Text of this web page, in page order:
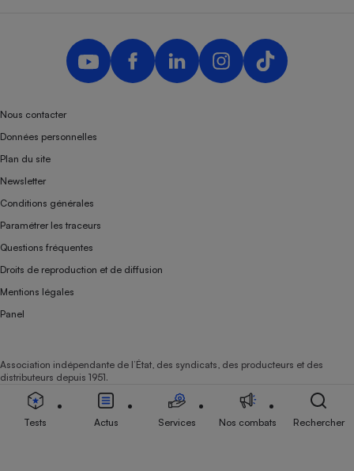
Nous contacter
Données personnelles
Plan du site
Newsletter
Conditions générales
Paramétrer les traceurs
Questions fréquentes
Droits de reproduction et de diffusion
Mentions légales
Panel
Association indépendante de l’État, des syndicats, des producteurs et des
distributeurs depuis 1951.
Tests Actus Services Nos combats Rechercher